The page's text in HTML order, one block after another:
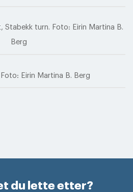
Stabekk turn. Foto: Eirin Martina B.
Berg
Eirin Martina B. Berg
du lette etter?